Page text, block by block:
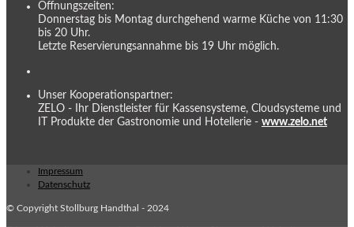
Öffnungszeiten:
Donnerstag bis Montag durchgehend warme Küche von 11:30
bis 20 Uhr.
Letzte Reservierungsannahme bis 19 Uhr möglich.
Unser Kooperationspartner:
ZELO - Ihr Dienstleister für Kassensysteme, Cloudsysteme und
IT Produkte der Gastronomie und Hotellerie - www.zelo.net
Impressum
Datenschutz
© Copyright Stollburg Handthal - 2024